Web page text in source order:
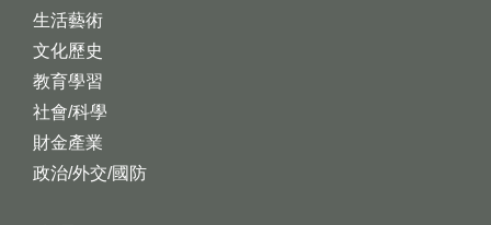
生活藝術
文化歷史
教育學習
社會/科學
財金產業
政治/外交/國防